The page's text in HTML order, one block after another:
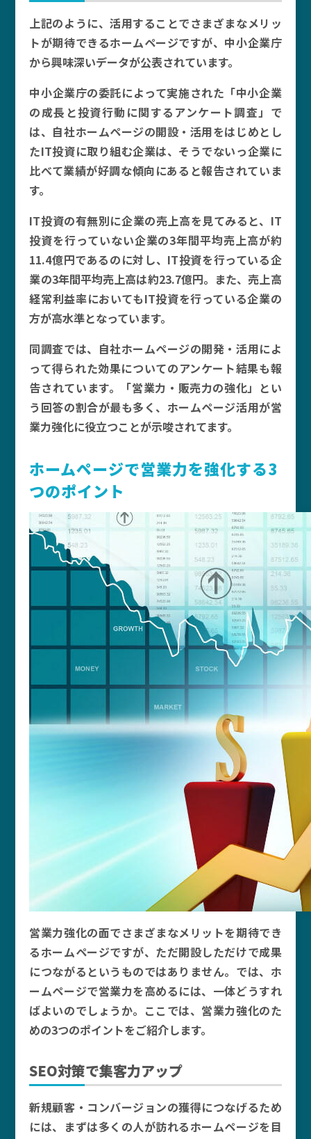
上記のように、活用することでさまざまなメリッ
トが期待できるホームページですが、中小企業庁
から興味深いデータが公表されています。
中小企業庁の委託によって実施された「中小企業
の成長と投資行動に関するアンケート調査」で
は、自社ホームページの開設・活用をはじめとし
たIT投資に取り組む企業は、そうでないっ企業に
比べて業績が好調な傾向にあると報告されていま
す。
IT投資の有無別に企業の売上高を見てみると、IT
投資を行っていない企業の3年間平均売上高が約
11.4億円であるのに対し、IT投資を行っている企
業の3年間平均売上高は約23.7億円。また、売上高
経常利益率においてもIT投資を行っている企業の
方が高水準となっています。
同調査では、自社ホームページの開発・活用によ
って得られた効果についてのアンケート結果も報
告されています。「営業力・販売力の強化」とい
う回答の割合が最も多く、ホームページ活用が営
業力強化に役立つことが示唆されてます。
ホームページで営業力を強化する3
つのポイント
営業力強化の面でさまざまなメリットを期待でき
るホームページですが、ただ開設しただけで成果
につながるというものではありません。では、ホ
ームページで営業力を高めるには、一体どうすれ
ばよいのでしょうか。ここでは、営業力強化のた
めの3つのポイントをご紹介します。
SEO対策で集客力アップ
新規顧客・コンバージョンの獲得につなげるため
には、まずは多くの人が訪れるホームページを目